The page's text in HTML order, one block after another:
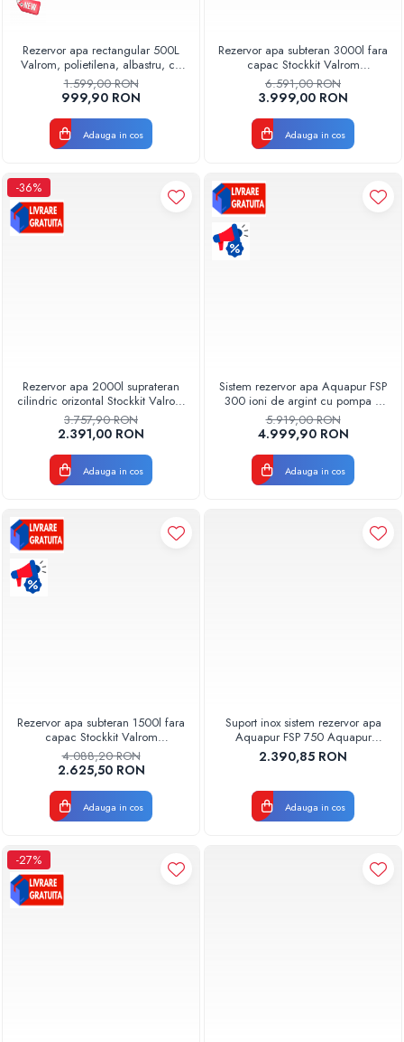
Rezervor apa rectangular 500L
Valrom, polietilena, albastru, cu
capac, pentru stocare apa
1.599,00 RON
999,90 RON
Adauga in cos
Rezervor apa subteran 3000l fara
capac Stockkit Valrom
49020530000
6.591,00 RON
3.999,00 RON
Adauga in cos
-36%
Rezervor apa 2000l suprateran
cilindric orizontal Stockkit Valrom
49012000001
3.757,90 RON
2.391,00 RON
Adauga in cos
Sistem rezervor apa Aquapur FSP
300 ioni de argint cu pompa si
filtre Aquapur Valhoh Valrom
5.919,00 RON
4.999,90 RON
Adauga in cos
Rezervor apa subteran 1500l fara
capac Stockkit Valrom
49020515000
4.088,20 RON
2.625,50 RON
Adauga in cos
Suport inox sistem rezervor apa
Aquapur FSP 750 Aquapur
Valhoh Valrom
2.390,85 RON
Adauga in cos
-27%